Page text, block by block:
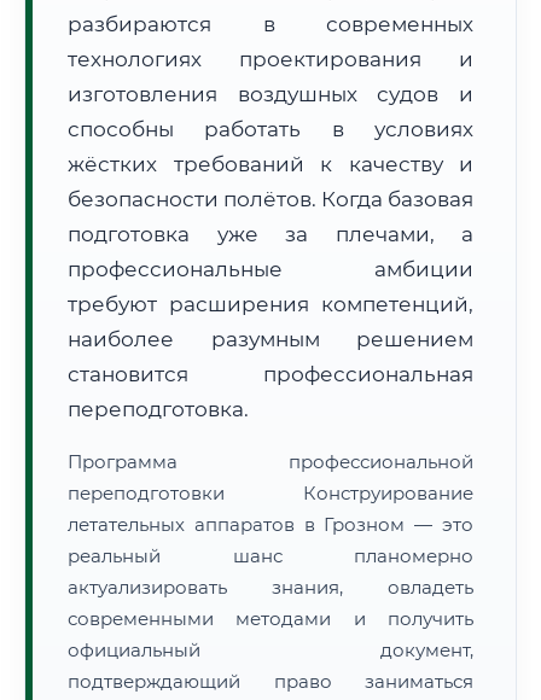
Расчет логистики оригиналов:
• Маршрут транзита:
• Экспресс-доставка СДЭК / Почтой:4–6 рабочих дней
📜 Документы и аккредитация ФИС ФРДО
🔍Нажмите на документ для увеличения и просмотра
разбираются в современных
технологиях проектирования и
изготовления воздушных судов и
способны работать в условиях
жёстких требований к качеству и
безопасности полётов. Когда базовая
подготовка уже за плечами, а
профессиональные амбиции
требуют расширения компетенций,
наиболее разумным решением
становится профессиональная
переподготовка.
Программа профессиональной
переподготовки Конструирование
летательных аппаратов в Грозном — это
реальный шанс планомерно
актуализировать знания, овладеть
современными методами и получить
официальный документ,
подтверждающий право заниматься